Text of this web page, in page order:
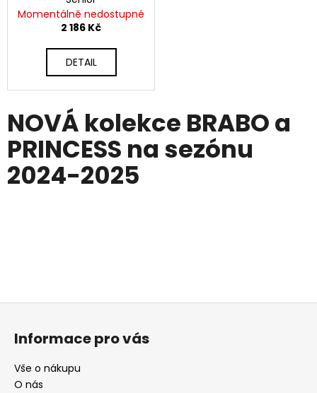
Momentálně nedostupné
2 186 Kč
DETAIL
NOVÁ kolekce BRABO a
PRINCESS na sezónu
2024-2025
Informace pro vás
Vše o nákupu
O nás